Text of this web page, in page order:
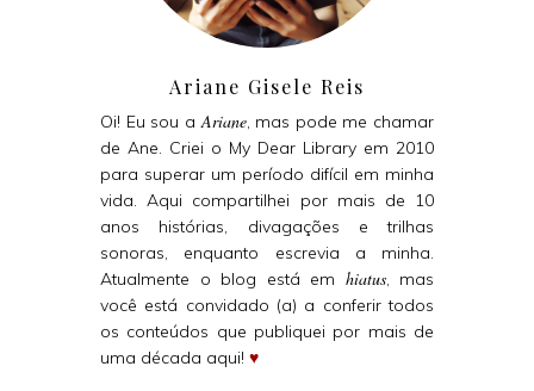
Ariane Gisele Reis
Oi! Eu sou a Ariane, mas pode me chamar
de Ane. Criei o My Dear Library em 2010
para superar um período difícil em minha
vida. Aqui compartilhei por mais de 10
anos histórias, divagações e trilhas
sonoras, enquanto escrevia a minha.
Atualmente o blog está em hiatus, mas
você está convidado (a) a conferir todos
os conteúdos que publiquei por mais de
uma década aqui! ♥